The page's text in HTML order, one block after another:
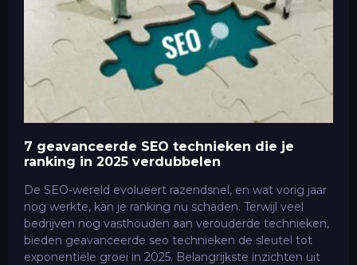
7 geavanceerde SEO technieken die je
ranking in 2025 verdubbelen
De SEO-wereld evolueert razendsnel, en wat vorig jaar
nog werkte, kan je ranking nu schaden. Terwijl veel
bedrijven nog vasthouden aan verouderde technieken,
bieden geavanceerde seo technieken de sleutel tot
exponentiële groei in 2025. Belangrijkste inzichten uit